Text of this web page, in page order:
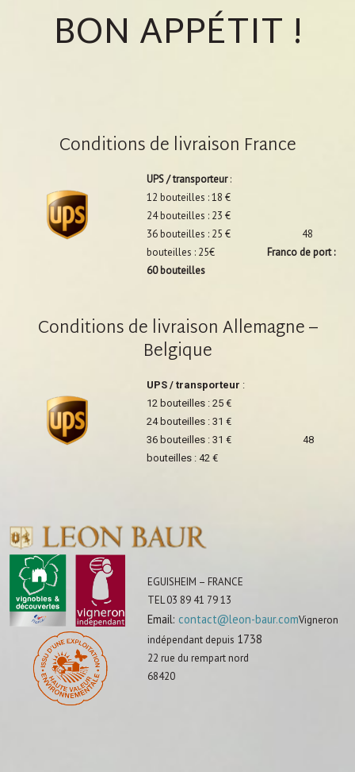
BON APPÉTIT !
Conditions de livraison France
UPS / transporteur:
12 bouteilles : 18 €
24 bouteilles : 23 €
36 bouteilles : 25 € 48
bouteilles : 25€
Franco de port :
60 bouteilles
Conditions de livraison Allemagne –
Belgique
UPS / transporteur :
12 bouteilles : 25 €
24 bouteilles : 31 €
36 bouteilles : 31 € 48
bouteilles : 42 €
EGUISHEIM – FRANCE
TEL 03 89 41 79 13
Email: contact@leon-baur.comVigneron
indépendant depuis 1738
22 rue du rempart nord
68420